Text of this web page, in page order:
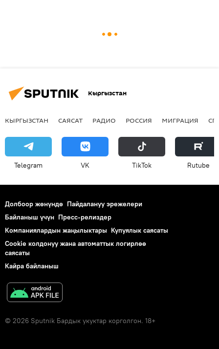
Кыргызстан
КЫРГЫЗСТАН САЯСАТ РАДИО РОССИЯ МИГРАЦИЯ
Telegram VK ТikТоk Rutube
Долбоор жөнүндө Пайдалануу эрежелери
Байланыш үчүн Пресс-релиздер
Компаниялардын жаңылыктары Купуялык саясаты
Cookie колдонуу жана автоматтык логирлөө
саясаты
Кайра байланыш
© 2026 Sputnik Бардык укуктар корголгон. 18+